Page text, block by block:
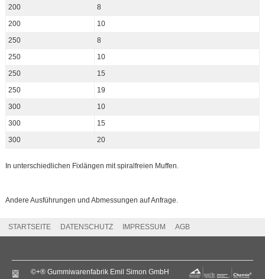
200
8
200
10
250
8
250
10
250
15
250
19
300
10
300
15
300
20
In unterschiedlichen Fixlängen mit spiralfreien Muffen.
Andere Ausführungen und Abmessungen auf Anfrage.
STARTSEITE DATENSCHUTZ IMPRESSUM AGB
©+® Gummiwarenfabrik Emil Simon GmbH